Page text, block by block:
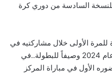
السادسة من دوري كرة
للمرة الأولى خلال مشاركتيه في
البطولة، بعدما أنهى ظهوره الأول عام 2024 وصيفاً للبطولة..في
الأول في مباراة المركز